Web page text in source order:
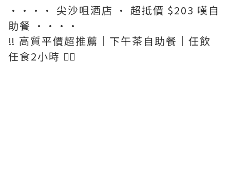
•••• 尖沙咀酒店 • 超抵價 $203 嘆自
助餐 ••••
‼️ 高質平價超推薦｜下午茶自助餐｜任飲
任食2小時 ✌🏻